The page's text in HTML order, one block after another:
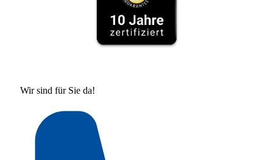
Wir sind für Sie da!